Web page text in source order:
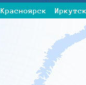
Красноярск Иркутск